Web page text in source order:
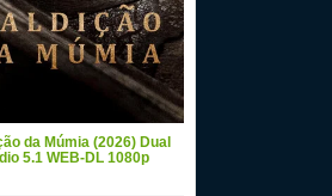
da Múmia (2026) Dual
5.1 WEB-DL 1080p